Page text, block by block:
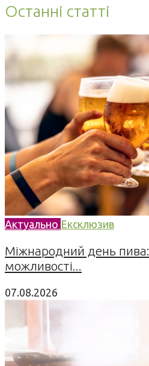
Останні статті
Актуально Ексклюзив
Міжнародний день
можливості...
07.08.2026